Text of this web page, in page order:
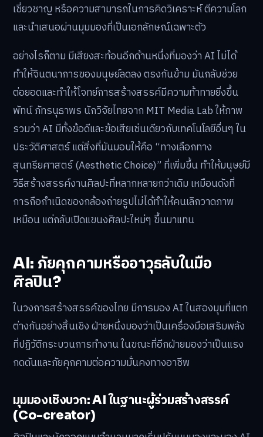
เชี่ยวชาญ หรือความสามารถในการคิดวิเคราะห์ ตีความโลก
และนำเสนอผ่านมุมมองที่เป็นเอกลักษณ์เฉพาะตัว
อย่างไรก็ตาม มีเสียงสะท้อนอีกด้านหนึ่งที่มองว่า AI ไม่ได้
ทำให้จินตนาการของมนุษย์ลดลง ตรงกันข้าม มันกลับช่วย
ต่อยอดและทำให้โจทย์การสร้างสรรค์มีความท้าทายยิ่งขึ้น
พัทน์ ภัทรนุธาพร นักวิจัยไทยจาก MIT Media Lab ให้ภาพ
รวมว่า AI มีทั้งข้อดีและข้อเสียเช่นเดียวกับเทคโนโลยีอื่นๆ ใน
ประวัติศาสตร์ แต่สิ่งที่มันมอบให้คือ “ทางเลือกทาง
สุนทรียศาสตร์ (Aesthetic Choice)” ที่เพิ่มขึ้น ทำให้มนุษย์มี
วิธีสร้างสรรค์งานศิลปะที่หลากหลายกว่าเดิม เหมือนดังที่
การถือกำเนิดของกล้องถ่ายรูปไม่ได้ทำให้คนเลิกวาดภาพ
เหมือน แต่กลับเปิดแขนงศิลปะใหม่ๆ ขึ้นมาแทน
AI: ภัยคุกคามหรืออาวุธลับในมือ
ศิลปิน?
ในวงการสร้างสรรค์ของไทย มีการมอง AI ในสองมุมที่แตก
ต่างกันอย่างสิ้นเชิง ฝ่ายหนึ่งมองว่าเป็นเครื่องมือเสริมพลัง
ที่ปฏิวัติกระบวนการทำงาน ในขณะที่อีกฝ่ายมองว่าเป็นแรง
กดดันและภัยคุกคามต่อความมั่นคงทางอาชีพ
มุมมองเชิงบวก: AI ในฐานะผู้ร่วมสร้างสรรค์
(Co-creator)